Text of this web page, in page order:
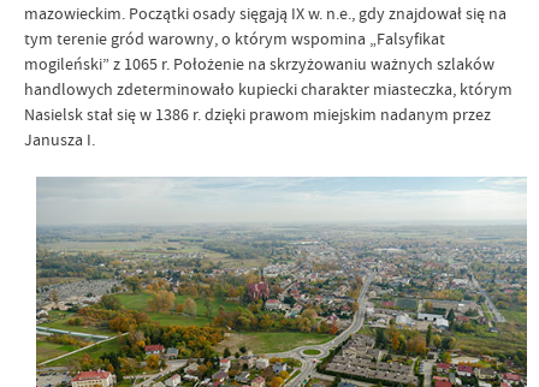
mazowieckim. Początki osady sięgają IX w. n.e., gdy znajdował się na
tym terenie gród warowny, o którym wspomina „Falsyfikat
mogileński” z 1065 r. Położenie na skrzyżowaniu ważnych szlaków
handlowych zdeterminowało kupiecki charakter miasteczka, którym
Nasielsk stał się w 1386 r. dzięki prawom miejskim nadanym przez
Janusza I.